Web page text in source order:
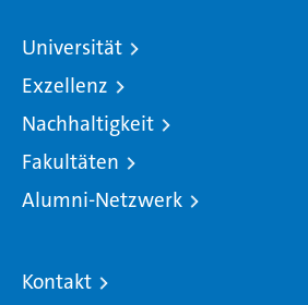
Universität
Exzellenz
Nachhaltigkeit
Fakultäten
Alumni-Netzwerk
Kontakt